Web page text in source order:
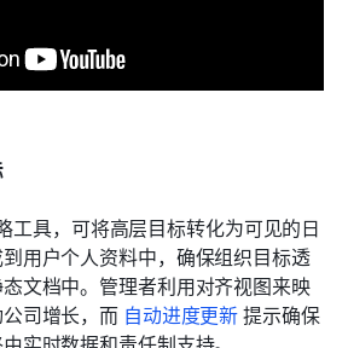
工具，可将高层目标转化为可见的日
用户个人资料中，确保组织目标透
文档中。管理者利用对齐视图来映
司增长，而 自动进度更新 提示确保